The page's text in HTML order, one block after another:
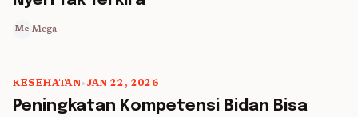
Me Mega
5 min read
KESEHATAN• JAN 22, 2026
Peningkatan Kompetensi Bidan Bisa